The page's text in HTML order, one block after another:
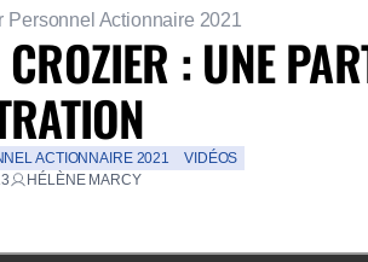
Personnel Actionnaire 2021
: UNE
ACTIONNAIRE 2021
VIDÉOS
HÉLÈNE MARCY
fenêtre)
(nouvelle fenêtre)
(nouvelle fenêtre)
(nouvelle fenêtre)